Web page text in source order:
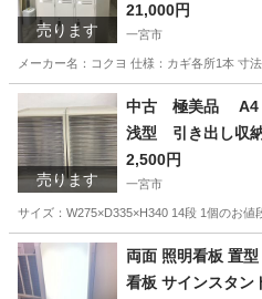
売ります
知県 一宮市 名古屋
羽島市 各務ヶ原市
イス一宮
21,000円
一宮市
メーカー名：コクヨ 仕様：カギ各所1本
愛知 一宮市 オフィス用家具
売ります
中古 極美品 A4
浅型 引き出し収
ース 小物ケース
トレー 各1個 愛
岩倉 岐阜 羽島 各
一宮
2,500円
一宮市
サイズ：W275×D335×H340 14段 1個のお
愛知 一宮市 オフィス用家具
両面 照明看板 置
看板 サインスタ